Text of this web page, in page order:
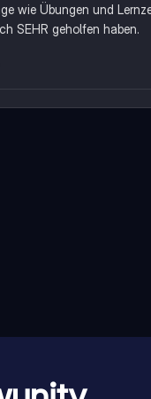
wie Übungen und
SEHR geholfen haben.